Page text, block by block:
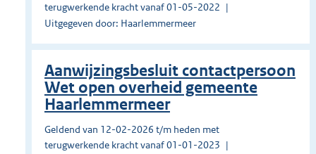
terugwerkende kracht vanaf 01-05-2022
Uitgegeven door: Haarlemmermeer
Aanwijzingsbesluit contactpersoon
Wet open overheid gemeente
Haarlemmermeer
Geldend van 12-02-2026 t/m heden met
terugwerkende kracht vanaf 01-01-2023